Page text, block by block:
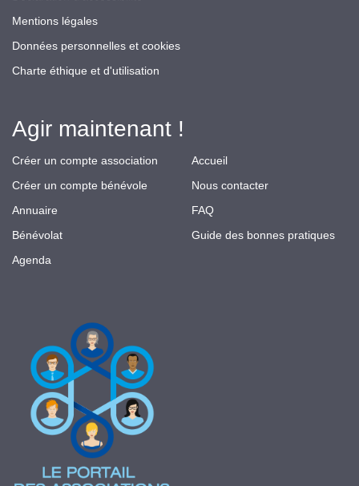
Mentions légales
Données personnelles et cookies
Charte éthique et d'utilisation
Agir maintenant !
Créer un compte association
Créer un compte bénévole
Annuaire
Bénévolat
Agenda
Accueil
Nous contacter
FAQ
Guide des bonnes pratiques